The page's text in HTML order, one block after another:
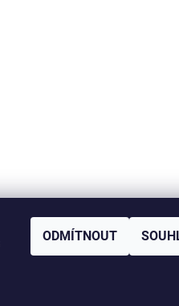
ODMÍTNOUT